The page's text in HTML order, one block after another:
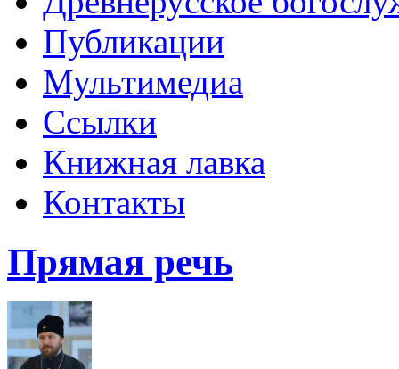
Публикации
Мультимедиа
Ссылки
Книжная лавка
Контакты
Прямая речь